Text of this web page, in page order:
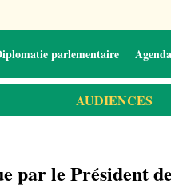
parlementaire
AUDIENCES
le Président